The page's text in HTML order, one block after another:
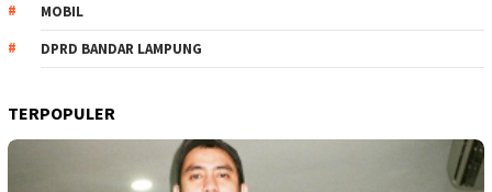
MOBIL
DPRD BANDAR LAMPUNG
TERPOPULER